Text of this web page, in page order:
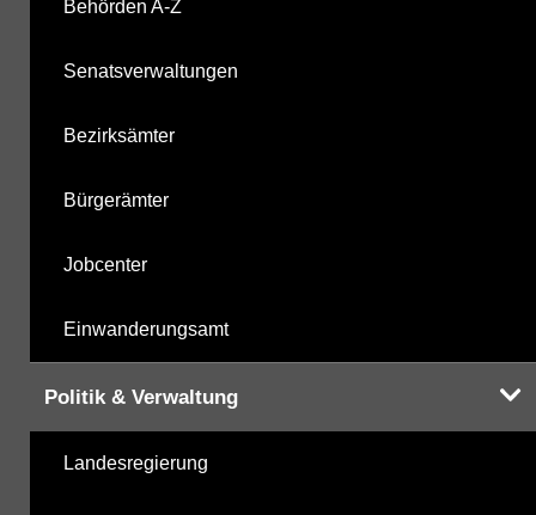
Behörden A-Z
Senatsverwaltungen
Bezirksämter
Bürgerämter
Jobcenter
Einwanderungsamt
Politik & Verwaltung
Landesregierung